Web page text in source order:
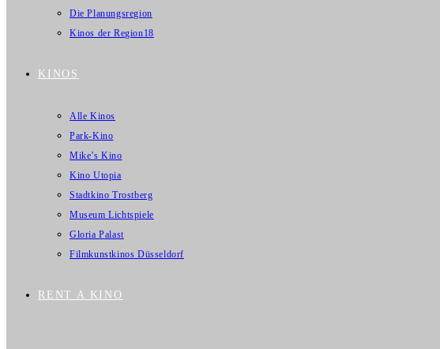
Die Planungsregion
Kinos der Region18
KINOS
Alle Kinos
Park-Kino
Mike’s Kino
Kino Utopia
Stadtkino Trostberg
Museum Lichtspiele
Gloria Palast
Filmkunstkinos Düsseldorf
RENT A KINO